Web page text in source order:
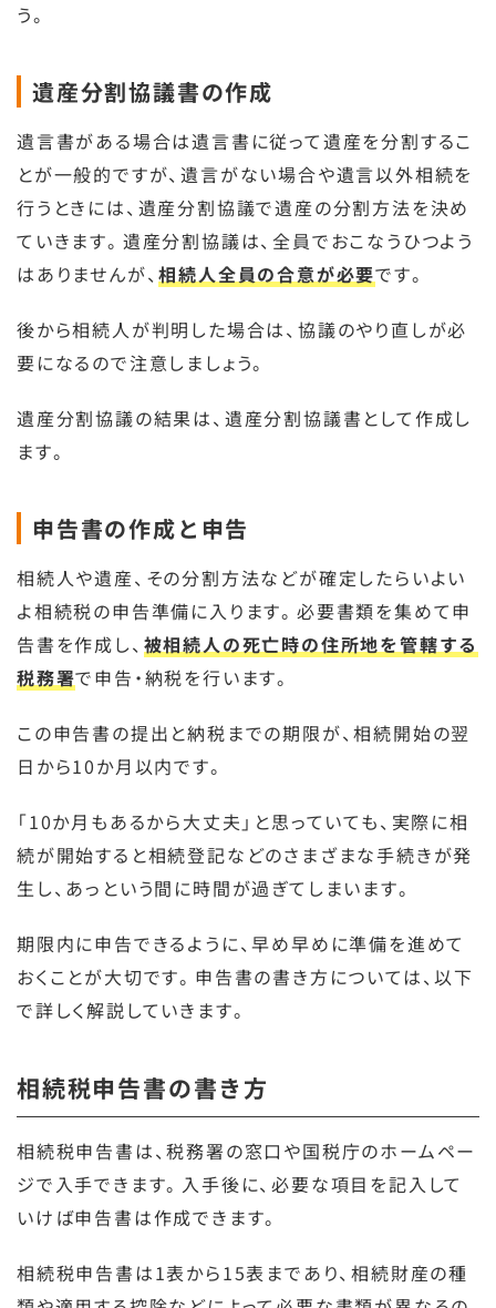
う。
遺産分割協議書の作成
遺言書がある場合は遺言書に従って遺産を分割するこ
とが一般的ですが、遺言がない場合や遺言以外相続を
行うときには、遺産分割協議で遺産の分割方法を決め
ていきます。遺産分割協議は、全員でおこなうひつよう
はありませんが、相続人全員の合意が必要です。
後から相続人が判明した場合は、協議のやり直しが必
要になるので注意しましょう。
遺産分割協議の結果は、遺産分割協議書として作成し
ます。
申告書の作成と申告
相続人や遺産、その分割方法などが確定したらいよい
よ相続税の申告準備に入ります。必要書類を集めて申
告書を作成し、 被相続人の死亡時の住所地を管轄する
税務署で申告・納税を行います。
この申告書の提出と納税までの期限が、相続開始の翌
日から10か月以内です。
「10か月もあるから大丈夫」と思っていても、実際に相
続が開始すると相続登記などのさまざまな手続きが発
生し、あっという間に時間が過ぎてしまいます。
期限内に申告できるように、早め早めに準備を進めて
おくことが大切です。申告書の書き方については、以下
で詳しく解説していきます。
相続税申告書の書き方
相続税申告書は、税務署の窓口や国税庁のホームペー
ジで入手できます。入手後に、必要な項目を記入して
いけば申告書は作成できます。
相続税申告書は1表から15表まであり、相続財産の種